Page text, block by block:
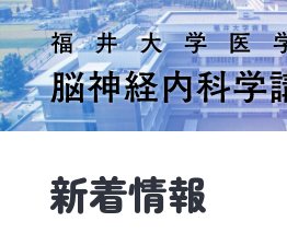
新着情報